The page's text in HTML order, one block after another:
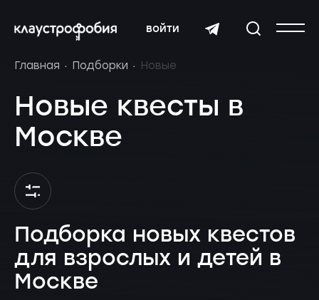
войти
Главная Подборки Новые
Новые квесты в
Москве
Подборка новых квестов
для взрослых и детей в
Москве